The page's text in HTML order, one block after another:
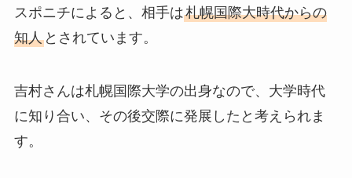
スポニチによると、相手は札幌国際大時代からの
知人とされています。
吉村さんは札幌国際大学の出身なので、大学時代
に知り合い、その後交際に発展したと考えられま
す。